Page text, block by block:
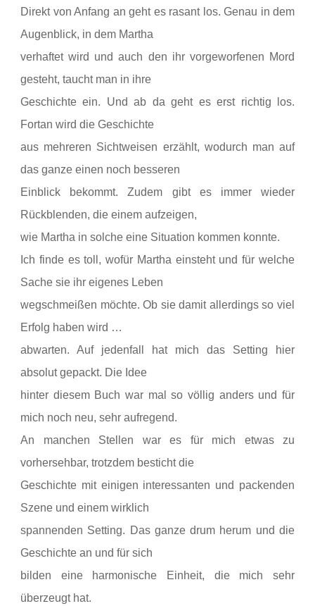
Direkt von Anfang an geht es rasant los. Genau in dem
Augenblick, in dem Martha
verhaftet wird und auch den ihr vorgeworfenen Mord
gesteht, taucht man in ihre
Geschichte ein. Und ab da geht es erst richtig los.
Fortan wird die Geschichte
aus mehreren Sichtweisen erzählt, wodurch man auf
das ganze einen noch besseren
Einblick bekommt. Zudem gibt es immer wieder
Rückblenden, die einem aufzeigen,
wie Martha in solche eine Situation kommen konnte.
Ich finde es toll, wofür Martha einsteht und für welche
Sache sie ihr eigenes Leben
wegschmeißen möchte. Ob sie damit allerdings so viel
Erfolg haben wird …
abwarten. Auf jedenfall hat mich das Setting hier
absolut gepackt. Die Idee
hinter diesem Buch war mal so völlig anders und für
mich noch neu, sehr aufregend.
An manchen Stellen war es für mich etwas zu
vorhersehbar, trotzdem besticht die
Geschichte mit einigen interessanten und packenden
Szene und einem wirklich
spannenden Setting. Das ganze drum herum und die
Geschichte an und für sich
bilden eine harmonische Einheit, die mich sehr
überzeugt hat.